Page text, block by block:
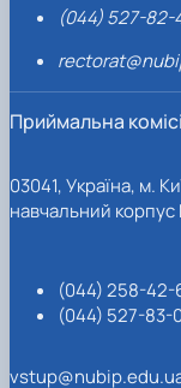
(044) 527-82-
Приймальна
03041, Україна, м.
навчальний
(044) 258-42-
(044) 527-83-